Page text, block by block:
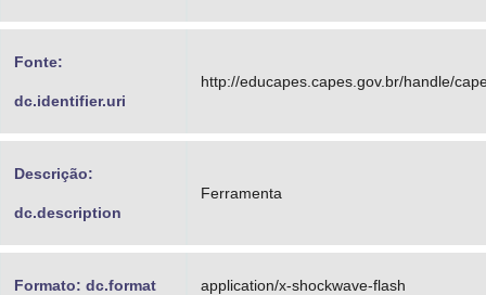
Fonte:
dc.identifier.uri
http://educapes.capes.gov.br/handle/
Descrição:
dc.description
Ferramenta
Formato: dc.format application/x-shockwave-flash